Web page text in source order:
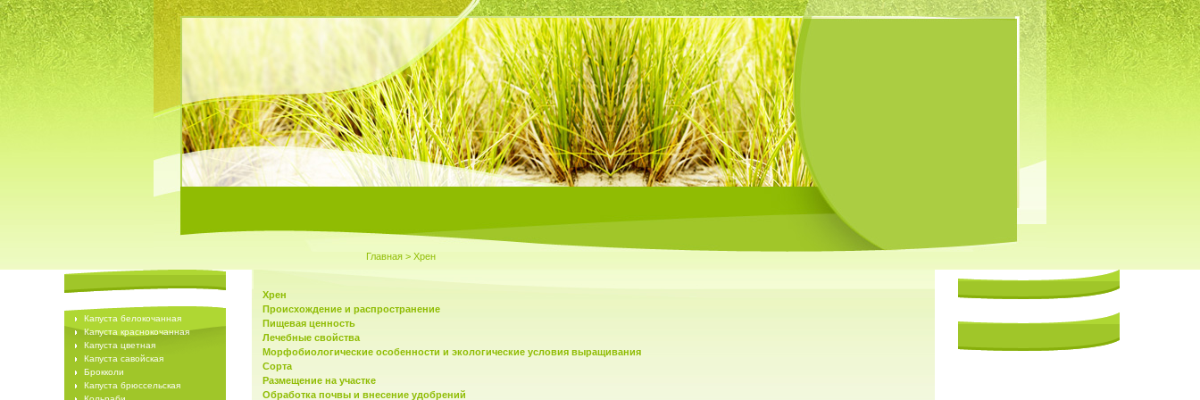
Главная> Хрен
Капуста белокочанная
Капуста краснокочанная
Капуста цветная
Капуста савойская
Брокколи
Капуста брюссельская
Хрен
Происхождение и распространение
Пищевая ценность
Лечебные свойства
Морфобиологические особенности и экологические условия выращивания
Сорта
Размещение на участке
Обработка почвы и внесение удобрений